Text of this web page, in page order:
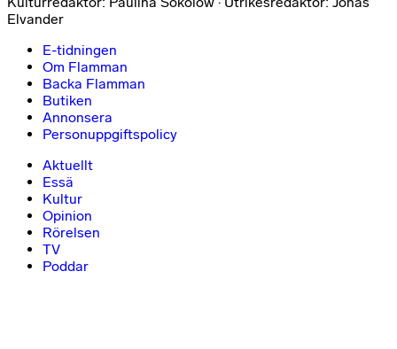
Elvander
E-tidningen
Om Flamman
Backa Flamman
Butiken
Annonsera
Personuppgiftspolicy
Aktuellt
Essä
Kultur
Opinion
Rörelsen
TV
Poddar